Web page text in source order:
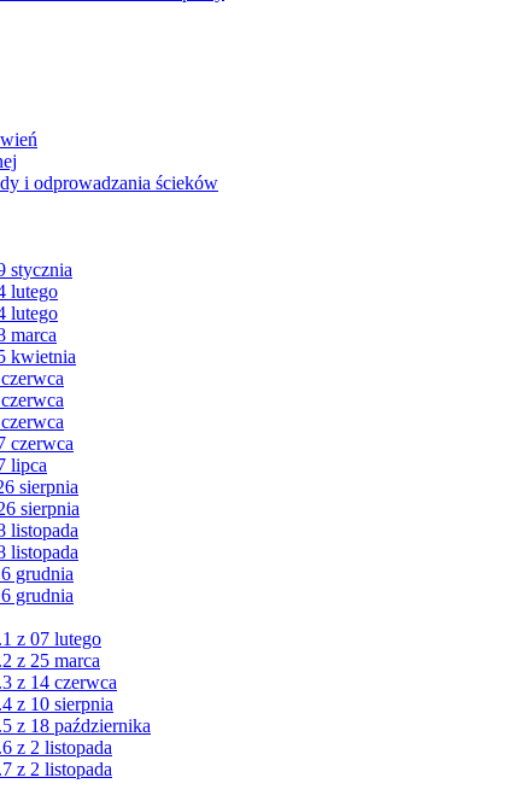
i odprowadzania ścieków
stycznia
lutego
lutego
marca
kwietnia
czerwca
lipca
sierpnia
sierpnia
listopada
listopada
grudnia
grudnia
z 07 lutego
z 25 marca
z 14 czerwca
z 10 sierpnia
z 18 października
z 2 listopada
z 2 listopada